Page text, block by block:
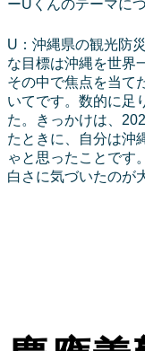
ーUくんのテーマに
U：沖縄県の観光防
な目標は沖縄を世界
その中で焦点を当て
いてです。数的に足
た。きっかけは、
たときに、自分は沖
ゃと思ったことです
白さに気づいたのが